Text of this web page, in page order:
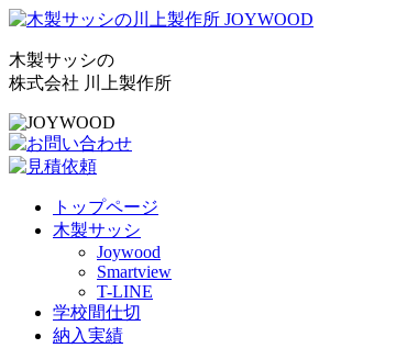
木製サッシの
株式会社 川上製作所
トップページ
木製サッシ
Joywood
Smartview
T-LINE
学校間仕切
納入実績